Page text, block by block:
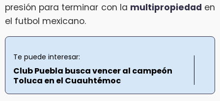
presión para terminar con la multipropiedad en
el futbol mexicano.
Te puede interesar:
Club Puebla busca vencer al campeón
Toluca en el Cuauhtémoc